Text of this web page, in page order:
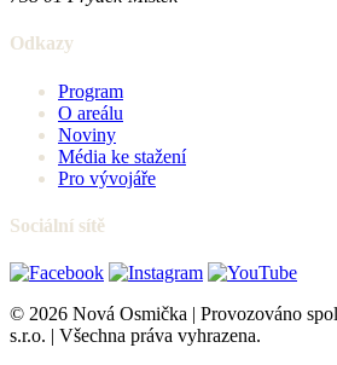
Odkazy
Program
O areálu
Noviny
Média ke stažení
Pro vývojáře
Sociální sítě
© 2026 Nová Osmička | Provozováno
s.r.o. | Všechna práva vyhrazena.